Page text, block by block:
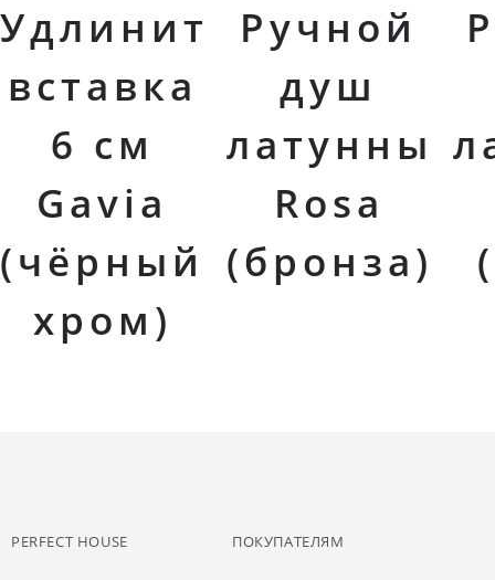
Удлинительная
вставка
6 см
Gavia
(чёрный
хром)
Ручной
душ
латунный
Rosa
(бронза)
PERFECT HOUSE ПОКУПАТЕЛЯМ